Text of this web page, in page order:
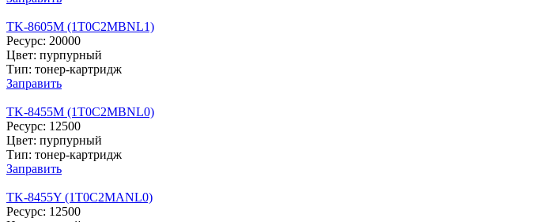
TK-8605M (1T0C2MBNL1)
Ресурс: 20000
Цвет: пурпурный
Тип: тонер-картридж
Заправить
TK-8455M (1T0C2MBNL0)
Ресурс: 12500
Цвет: пурпурный
Тип: тонер-картридж
Заправить
TK-8455Y (1T0C2MANL0)
Ресурс: 12500